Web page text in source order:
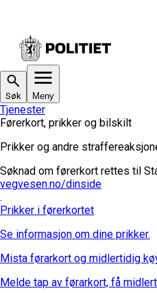
Søk Meny
Tjenester
Førerkort, prikker og bilskilt
Prikker og andre
Søknad om førerkort rettes til
vegvesen.no/dinside
.
Prikker i førerkortet
Se informasjon om dine prikker.
Mista førarkort og midlertidig
Melde tap av førarkort, få